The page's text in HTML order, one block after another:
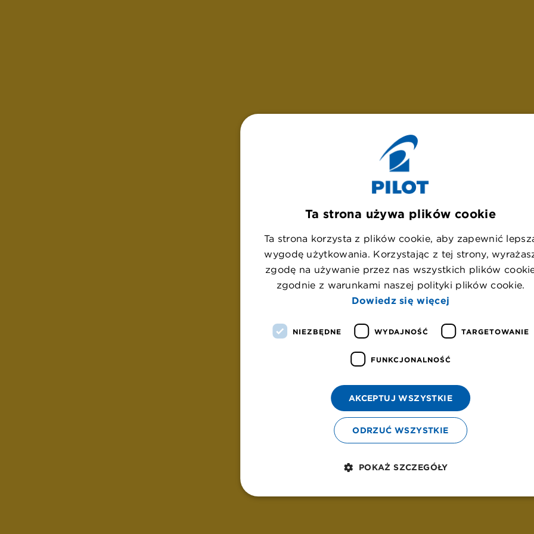
Ups!
poszło nie
Po r ót do strony główne
Ta strona używa plików cookie
Ta strona korzysta z plików cookie, aby zapewnić
wygodę użytkowania. Korzystając z tej strony,
zgodę na używanie przez nas wszystkich plików
zgodnie z warunkami naszej polityki plików cookie.
Dowiedz się więcej
NIEZBĘDNE WYDAJNOŚĆ TARGETOWANIE
FUNKCJONALNOŚĆ
AKCEPTUJ WSZYSTKIE
ODRZUĆ WSZYSTKIE
POKAŻ SZCZEGÓŁY